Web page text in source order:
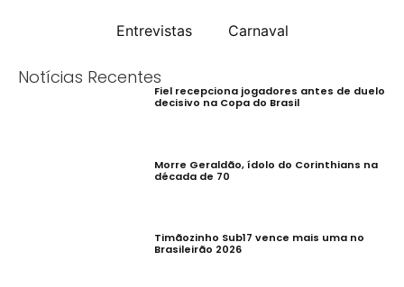
Entrevistas Carnaval
Notícias Recentes
Fiel recepciona jogadores antes de duelo
decisivo na Copa do Brasil
Morre Geraldão, ídolo do Corinthians na
década de 70
Timãozinho Sub17 vence mais uma no
Brasileirão 2026